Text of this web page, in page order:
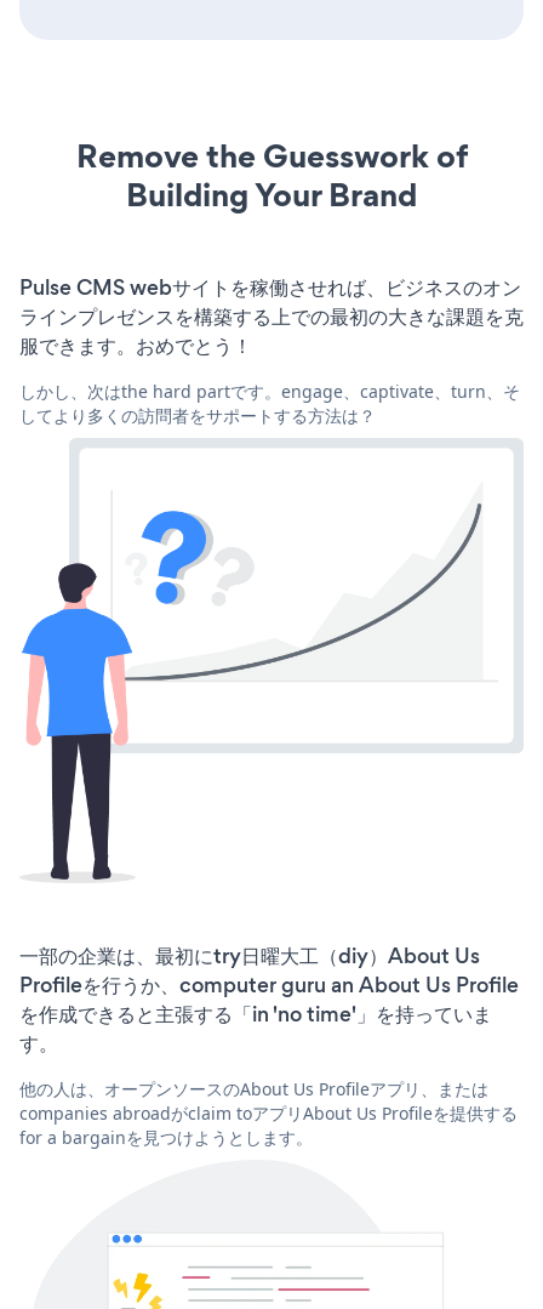
Remove the Guesswork of
Building Your Brand
Pulse CMS webサイトを稼働させれば、ビジネスのオン
ラインプレゼンスを構築する上での最初の大きな課題を克
服できます。おめでとう！
しかし、次はthe hard partです。engage、captivate、turn、そ
してより多くの訪問者をサポートする方法は？
一部の企業は、最初にtry日曜大工（diy）About Us
Profileを行うか、computer guru an About Us Profile
を作成できると主張する「in 'no time'」を持っていま
す。
他の人は、オープンソースのAbout Us Profileアプリ、または
companies abroadがclaim toアプリAbout Us Profileを提供する
for a bargainを見つけようとします。